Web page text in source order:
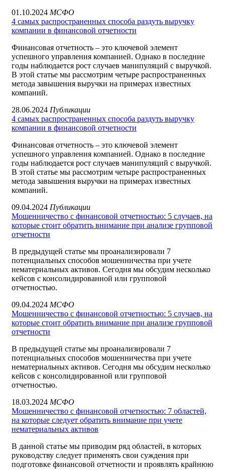
01.10.2024 МСФО
4 самых распространенных способа раздуть выручку
компании в финансовой отчетности
Финансовая отчетность – это ключевой элемент
успешного управления компанией. Однако в последние
годы наблюдается рост случаев манипуляций с выручкой.
В этой статье мы рассмотрим четыре распространенных
метода завышения выручки на примерах известных
компаний.
28.06.2024 Публикации
4 самых распространенных способа раздуть выручку
компании в финансовой отчетности
Финансовая отчетность – это ключевой элемент
успешного управления компанией. Однако в последние
годы наблюдается рост случаев манипуляций с выручкой.
В этой статье мы рассмотрим четыре распространенных
метода завышения выручки на примерах известных
компаний.
09.04.2024 Публикации
Мошенничество с финансовой отчетностью: 5 случаев, на
которые стоит обратить внимание при анализе групповой
отчетности
В предыдущей статье мы проанализировали 7
потенциальных способов мошенничества при учете
нематериальных активов. Сегодня мы обсудим несколько
кейсов с консолидированной или групповой
отчетностью.
09.04.2024 МСФО
Мошенничество с финансовой отчетностью: 5 случаев, на
которые стоит обратить внимание при анализе групповой
отчетности
В предыдущей статье мы проанализировали 7
потенциальных способов мошенничества при учете
нематериальных активов. Сегодня мы обсудим несколько
кейсов с консолидированной или групповой
отчетностью.
18.03.2024 МСФО
Мошенничество с финансовой отчетностью: 7 областей,
на которые следует обратить внимание при учете
нематериальных активов
В данной статье мы приводим ряд областей, в которых
руководству следует применять свои суждения при
подготовке финансовой отчетности и проявлять крайнюю